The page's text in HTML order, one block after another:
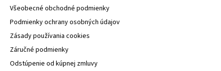
Všeobecné obchodné podmienky
Podmienky ochrany osobných údajov
Zásady používania cookies
Záručné podmienky
Odstúpenie od kúpnej zmluvy